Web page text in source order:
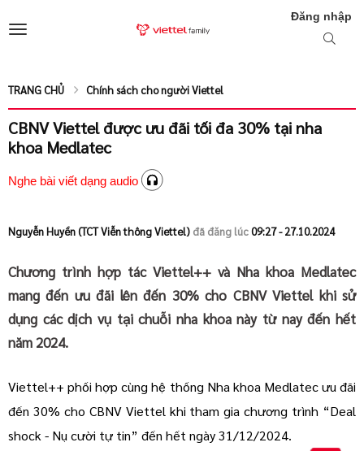
Đăng nhập
TRANG CHỦ Chính sách cho người Viettel
CBNV Viettel được ưu đãi tối đa 30% tại nha
khoa Medlatec
Nghe bài viết dạng audio
Nguyễn Huyền (TCT Viễn thông Viettel) đã đăng lúc09:27 - 27.10.2024
Chương trình hợp tác Viettel++ và Nha khoa Medlatec
mang đến ưu đãi lên đến 30% cho CBNV Viettel khi sử
dụng các dịch vụ tại chuỗi nha khoa này từ nay đến hết
năm 2024.
Viettel++ phối hợp cùng hệ thống Nha khoa Medlatec ưu đãi
đến 30% cho CBNV Viettel khi tham gia chương trình “Deal
shock - Nụ cười tự tin” đến hết ngày 31/12/2024.